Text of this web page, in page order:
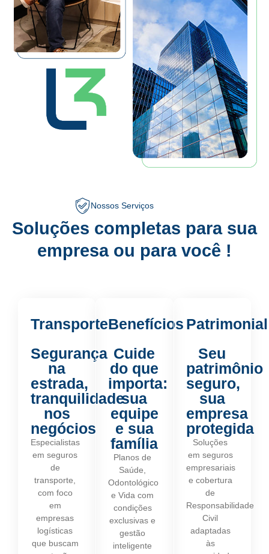
Nossos Serviços
Soluções completas para sua
empresa ou para você !
Transporte
Segurança
na
estrada,
tranquilidade
nos
negócios
Especialistas
em seguros
de
transporte,
com foco
em
empresas
logísticas
que buscam
Benefícios
Cuide
do que
importa:
sua
equipe
e sua
família
Planos de
Saúde,
Odontológico
e Vida com
condições
exclusivas e
gestão
inteligente
Patrimonial
Seu
patrimônio
seguro,
sua
empresa
protegida
Soluções
em seguros
empresariais
e cobertura
de
Responsabilidade
Civil
adaptadas
às